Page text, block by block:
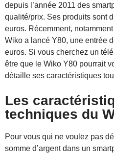
depuis l’année 2011 des
qualité/prix. Ses produits sont
euros. Récemment,
Wiko a lancé Y80, une entrée
euros. Si vous cherchez un
être que le Wiko Y80 pourrait
détaille ses caractéristiques
Les
techniques du
Pour vous qui ne voulez pas
somme d’argent dans un